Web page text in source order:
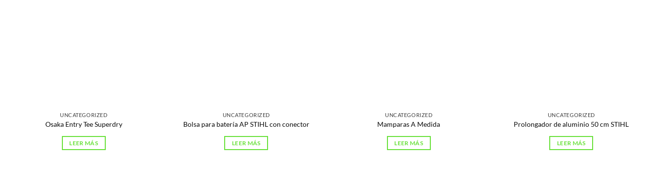
UNCATEGORIZED
Osaka Entry Tee Superdry
LEER MÁS
UNCATEGORIZED
Bolsa para batería AP STIHL con conector
LEER MÁS
UNCATEGORIZED
Mamparas A Medida
LEER MÁS
UNCATEGORIZED
Prolongador de aluminio 50 cm STIHL
LEER MÁS